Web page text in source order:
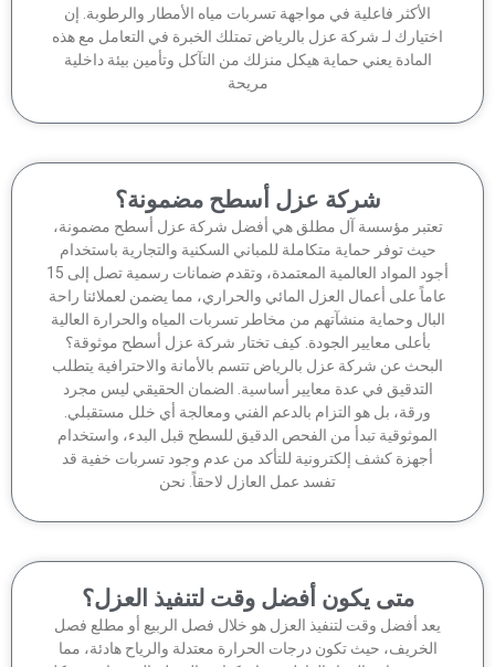
الأكثر فاعلية في مواجهة تسربات مياه الأمطار والرطوبة. إن
لـ شركة عزل بالرياض تمتلك الخبرة في التعامل مع هذه
المادة يعني حماية هيكل منزلك من التآكل وتأمين بيئة داخلية
شركة عزل أسطح مضمونة؟
مؤسسة آل مطلق هي أفضل شركة عزل أسطح مضمونة،
حيث توفر حماية متكاملة للمباني السكنية والتجارية باستخدام
أجود المواد العالمية المعتمدة، وتقدم ضمانات رسمية تصل إلى 15
على أعمال العزل المائي والحراري، مما يضمن لعملائنا راحة
وحماية منشآتهم من مخاطر تسربات المياه والحرارة العالية
بأعلى معايير الجودة. كيف تختار شركة عزل أسطح موثوقة؟
عن شركة عزل بالرياض تتسم بالأمانة والاحترافية يتطلب
التدقيق في عدة معايير أساسية. الضمان الحقيقي ليس مجرد
ورقة، بل هو التزام بالدعم الفني ومعالجة أي خلل مستقبلي.
الموثوقية تبدأ من الفحص الدقيق للسطح قبل البدء، واستخدام
أجهزة كشف إلكترونية للتأكد من عدم وجود تسربات خفية قد
تفسد عمل العازل لاحقاً. نحن
متى يكون أفضل وقت لتنفيذ العزل؟
أفضل وقت لتنفيذ العزل هو خلال فصل الربيع أو مطلع فصل
الخريف، حيث تكون درجات الحرارة معتدلة والرياح هادئة، مما